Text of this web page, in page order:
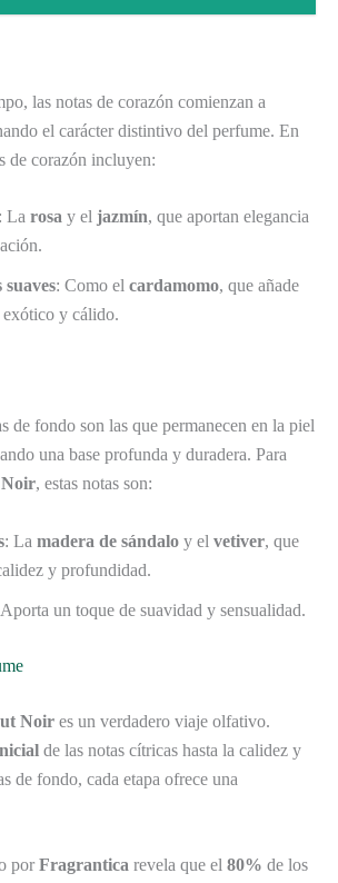
las notas de corazón comienzan a
el carácter distintivo del perfume. En
de corazón incluyen:
: La rosa y el jazmín, que aportan elegancia
suaves: Como el cardamomo, que añade
y cálido.
de fondo son las que permanecen en la piel
una base profunda y duradera. Para
, estas notas son:
: La madera de sándalo y el vetiver, que
y profundidad.
un toque de suavidad y sensualidad.
Noir es un verdadero viaje olfativo.
de las notas cítricas hasta la calidez y
de fondo, cada etapa ofrece una
por Fragrantica revela que el 80% de los